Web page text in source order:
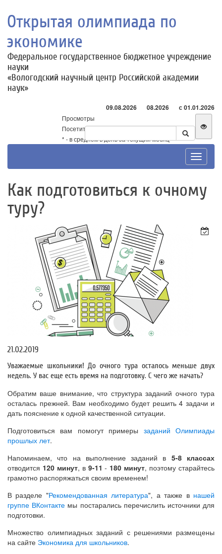
Открытая олимпиада по
экономике
Федеральное государственное бюджетное учреждение
науки
«Вологодский научный центр Российской академии
наук»
09.08.2026 08.2026 с 01.01.2026
Просмотры
Посетители
* - в среднем в день за текущий месяц
Toggle
Как подготовиться к очному
туру?
21.02.2019
Уважаемые школьники! До очного тура осталось меньше двух
недель. У вас еще есть время на подготовку. С чего же начать?
Обратим ваше внимание, что структура заданий очного тура
осталась прежней. Вам необходимо будет решить 4 задачи и
дать пояснение к одной качественной ситуации.
Подготовиться вам помогут примеры заданий Олимпиады
прошлых лет.
Напоминаем, что на выполнение заданий в 5-8 классах
отводится 120 минут, в 9-11 - 180 минут, поэтому старайтесь
грамотно распоряжаться своим временем!
В разделе "Рекомендованная литература", а также в нашей
группе ВКонтакте мы постарались перечислить источники для
подготовки.
Множество олимпиадных заданий с решениями размещены
на сайте Экономика для школьников.